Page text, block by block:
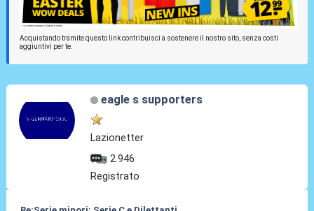
Acquistando tramite questo link contribuisci a sostenere il nostro sito, senza costi
aggiuntivi per te.
eagle s supporters
Lazionetter
2.946
Registrato